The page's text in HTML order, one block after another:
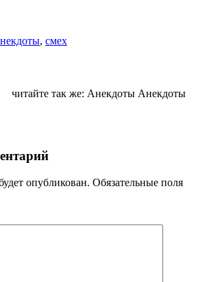
, смех
же: Анекдоты Анекдоты
опубликован. Обязательные поля